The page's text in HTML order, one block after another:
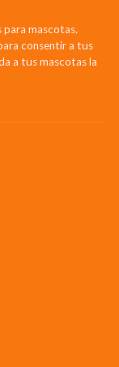
para mascotas.
consentir a tus
a tus mascotas la